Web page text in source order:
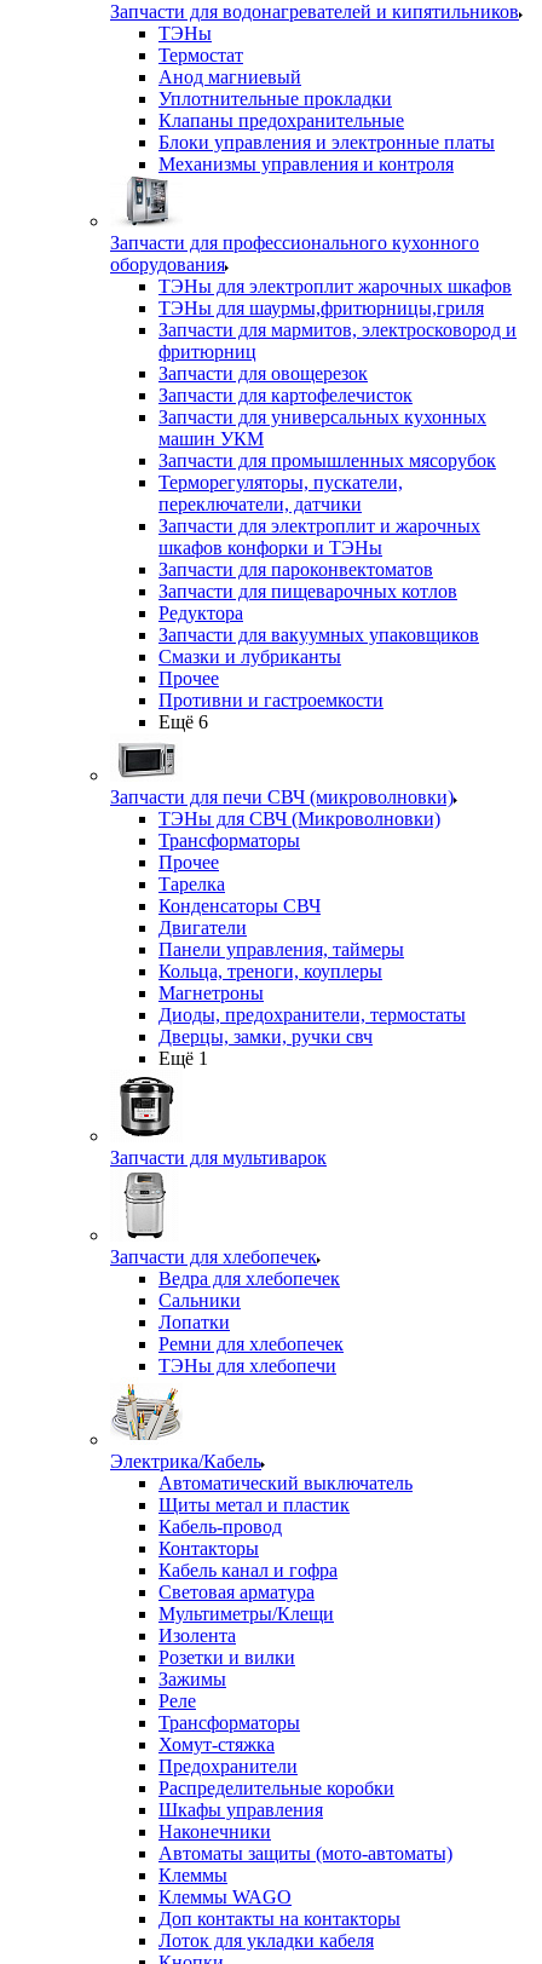
Запчасти для водонагревателей и кипятильников
ТЭНы
Термостат
Анод магниевый
Уплотнительные прокладки
Клапаны предохранительные
Блоки управления и электронные платы
Механизмы управления и контроля
Запчасти для профессионального кухонного
оборудования
ТЭНы для электроплит жарочных шкафов
ТЭНы для шаурмы,фритюрницы,гриля
Запчасти для мармитов, электросковород и
фритюрниц
Запчасти для овощерезок
Запчасти для картофелечисток
Запчасти для универсальных кухонных
машин УКМ
Запчасти для промышленных мясорубок
Терморегуляторы, пускатели,
переключатели, датчики
Запчасти для электроплит и жарочных
шкафов конфорки и ТЭНы
Запчасти для пароконвектоматов
Запчасти для пищеварочных котлов
Редуктора
Запчасти для вакуумных упаковщиков
Смазки и лубриканты
Прочее
Противни и гастроемкости
Ещё 6
Запчасти для печи СВЧ (микроволновки)
ТЭНы для СВЧ (Микроволновки)
Трансформаторы
Прочее
Тарелка
Конденсаторы СВЧ
Двигатели
Панели управления, таймеры
Кольца, треноги, коуплеры
Магнетроны
Диоды, предохранители, термостаты
Дверцы, замки, ручки свч
Ещё 1
Запчасти для мультиварок
Запчасти для хлебопечек
Ведра для хлебопечек
Сальники
Лопатки
Ремни для хлебопечек
ТЭНы для хлебопечи
Электрика/Кабель
Автоматический выключатель
Щиты метал и пластик
Кабель-провод
Контакторы
Кабель канал и гофра
Световая арматура
Мультиметры/Клещи
Изолента
Розетки и вилки
Зажимы
Реле
Трансформаторы
Хомут-стяжка
Предохранители
Распределительные коробки
Шкафы управления
Наконечники
Автоматы защиты (мото-автоматы)
Клеммы
Клеммы WAGO
Доп контакты на контакторы
Лоток для укладки кабеля